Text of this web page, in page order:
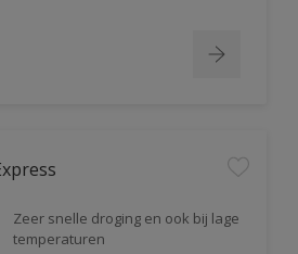
Zeer snelle droging en ook bij lage
temperaturen